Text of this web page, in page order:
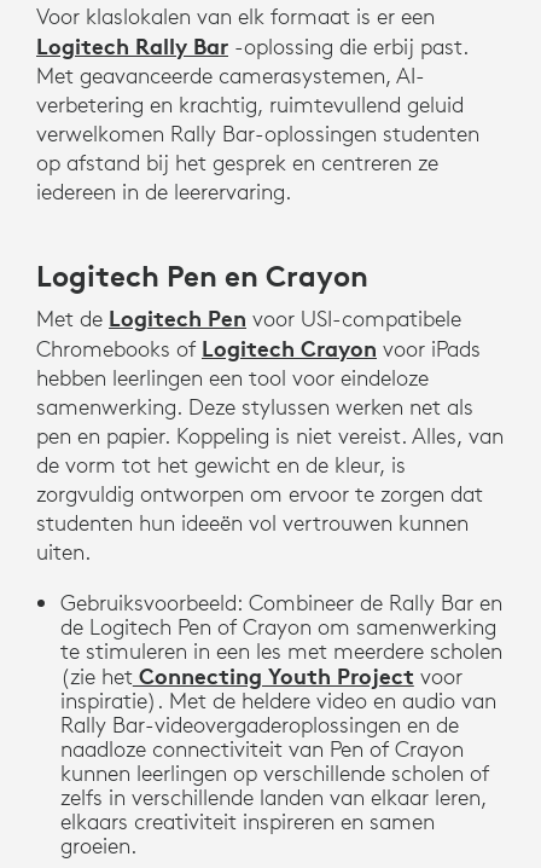
Voor klaslokalen van elk formaat is er een
Logitech Rally Bar -oplossing die erbij past.
Met geavanceerde camerasystemen, AI-
verbetering en krachtig, ruimtevullend geluid
verwelkomen Rally Bar-oplossingen studenten
op afstand bij het gesprek en centreren ze
iedereen in de leerervaring.
Logitech Pen en Crayon
Met de Logitech Pen voor USI-compatibele
Chromebooks of Logitech Crayon voor iPads
hebben leerlingen een tool voor eindeloze
samenwerking. Deze stylussen werken net als
pen en papier. Koppeling is niet vereist. Alles, van
de vorm tot het gewicht en de kleur, is
zorgvuldig ontworpen om ervoor te zorgen dat
studenten hun ideeën vol vertrouwen kunnen
uiten.
Gebruiksvoorbeeld: Combineer de Rally Bar en
de Logitech Pen of Crayon om samenwerking
te stimuleren in een les met meerdere scholen
(zie hetConnecting Youth Project voor
inspiratie). Met de heldere video en audio van
Rally Bar-videovergaderoplossingen en de
naadloze connectiviteit van Pen of Crayon
kunnen leerlingen op verschillende scholen of
zelfs in verschillende landen van elkaar leren,
elkaars creativiteit inspireren en samen
groeien.